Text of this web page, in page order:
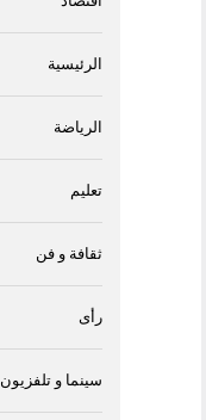
الرئيسية
الرياضة
تعليم
ثقافة و فن
رأى
سينما و تلفزيون